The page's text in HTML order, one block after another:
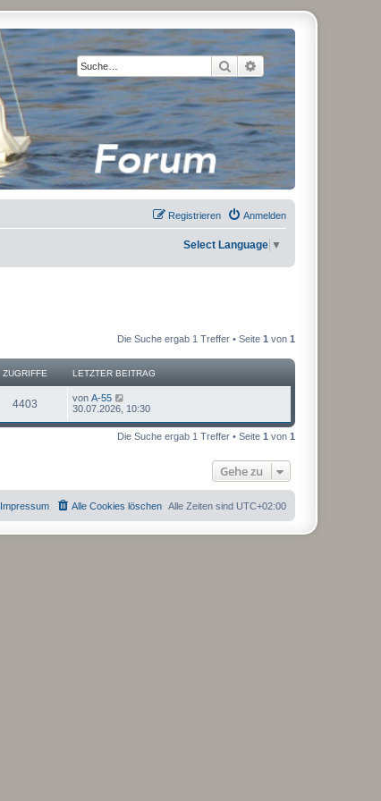
Suche Erweiterte Suche
Anmelden
Registrieren
Select Language ▼
Die Suche ergab 1 Treffer • Seite 1 von 1
ZUGRIFFE LETZTER BEITRAG
4403 von A-55
30.07.2026, 10:30
Die Suche ergab 1 Treffer • Seite 1 von 1
Gehe zu
Alle Zeiten sind UTC+02:00
Alle Cookies löschen
Impressum